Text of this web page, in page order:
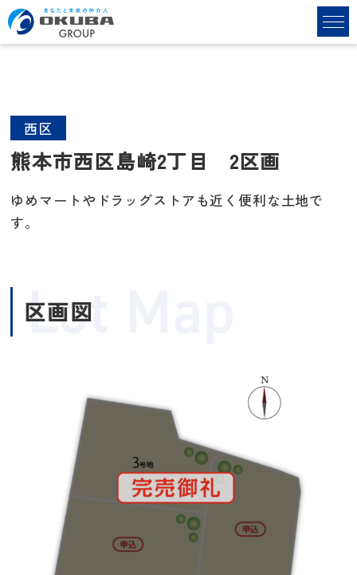
西区
熊本市西区島崎2丁目 2区画
ゆめマートやドラッグストアも近く便利な土地で
す。
区画図
Lot Map